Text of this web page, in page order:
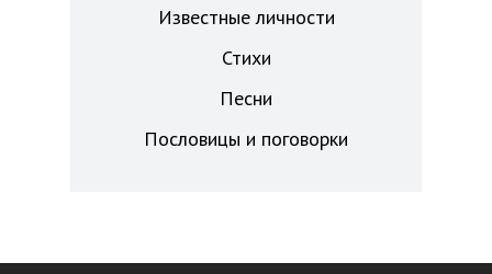
Известные личности
Стихи
Песни
Пословицы и поговорки